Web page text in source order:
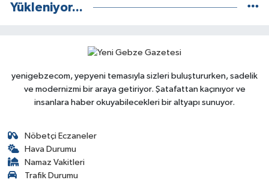
Yükleniyor...
yenigebzecom, yepyeni temasıyla sizleri buluştururken, sadelik
ve modernizmi bir araya getiriyor. Şatafattan kaçınıyor ve
insanlara haber okuyabilecekleri bir altyapı sunuyor.
Nöbetçi Eczaneler
Hava Durumu
Namaz Vakitleri
Trafik Durumu